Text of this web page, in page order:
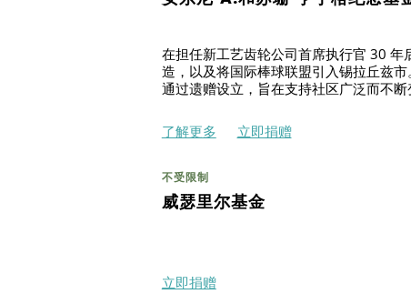
在担任新工艺齿轮公司首席执行官 30
造，以及将国际棒球联盟引入锡拉丘兹
通过遗赠设立，旨在支持社区广泛而不断
了解更多 立即捐赠
不受限制
威瑟里尔基金
立即捐赠
搜索